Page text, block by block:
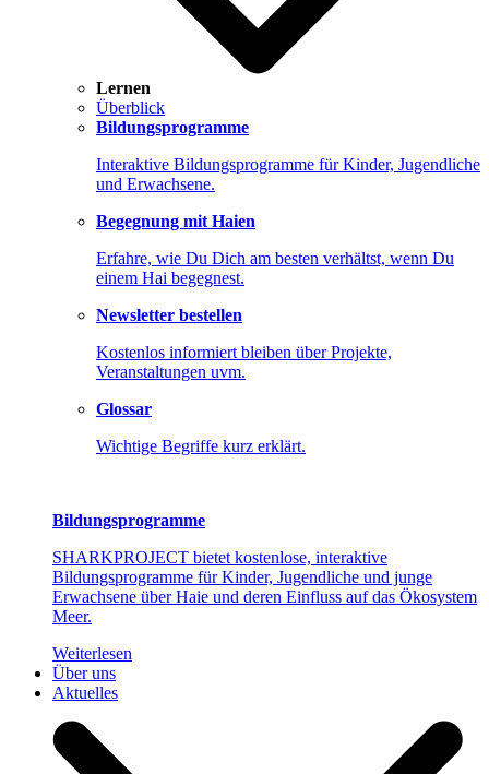
Lernen
Überblick
Bildungsprogramme
Interaktive Bildungsprogramme für Kinder, Jugendliche
und Erwachsene.
Begegnung mit Haien
Erfahre, wie Du Dich am besten verhältst, wenn Du
einem Hai begegnest.
Newsletter bestellen
Kostenlos informiert bleiben über Projekte,
Veranstaltungen uvm.
Glossar
Wichtige Begriffe kurz erklärt.
Bildungsprogramme
SHARKPROJECT bietet kostenlose, interaktive
Bildungsprogramme für Kinder, Jugendliche und junge
Erwachsene über Haie und deren Einfluss auf das Ökosystem
Meer.
Weiterlesen
Über uns
Aktuelles